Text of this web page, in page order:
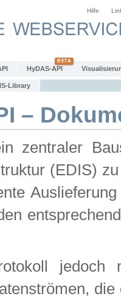
Hilfe
HyDAS-API
Library
–
zentraler
(EDIS)
jedoch